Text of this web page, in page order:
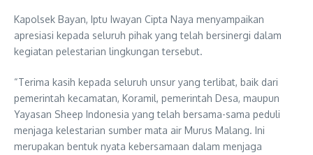
Kapolsek Bayan, Iptu Iwayan Cipta Naya menyampaikan
apresiasi kepada seluruh pihak yang telah bersinergi dalam
kegiatan pelestarian lingkungan tersebut.
“Terima kasih kepada seluruh unsur yang terlibat, baik dari
pemerintah kecamatan, Koramil, pemerintah Desa, maupun
Yayasan Sheep Indonesia yang telah bersama-sama peduli
menjaga kelestarian sumber mata air Murus Malang. Ini
merupakan bentuk nyata kebersamaan dalam menjaga